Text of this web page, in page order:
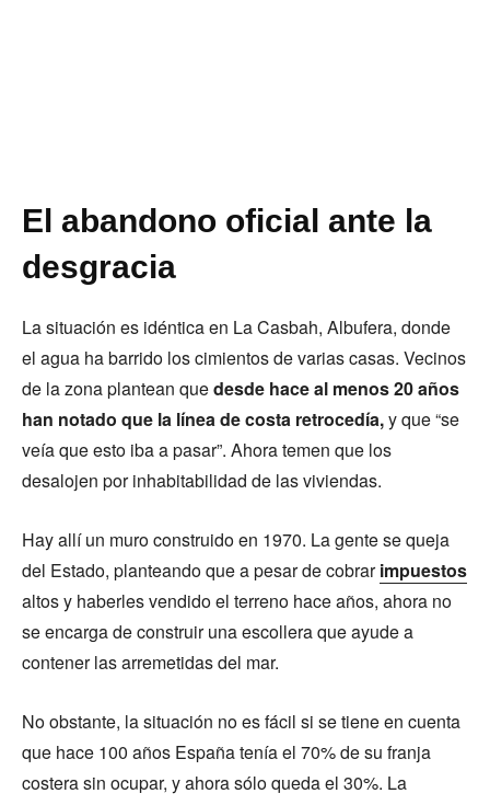
El abandono oficial ante la
desgracia
La situación es idéntica en La Casbah, Albufera, donde
el agua ha barrido los cimientos de varias casas. Vecinos
de la zona plantean quedesde hace al menos 20 años
han notado que la línea de costa retrocedía,y que “se
veía que esto iba a pasar”. Ahora temen que los
desalojen por inhabitabilidad de las viviendas.
Hay allí un muro construido en 1970. La gente se queja
del Estado, planteando que a pesar de cobrarimpuestos
altos y haberles vendido el terreno hace años, ahora no
se encarga de construir una escollera que ayude a
contener las arremetidas del mar.
No obstante, la situación no es fácil si se tiene en cuenta
que hace 100 años España tenía el 70% de su franja
costera sin ocupar, y ahora sólo queda el 30%. La